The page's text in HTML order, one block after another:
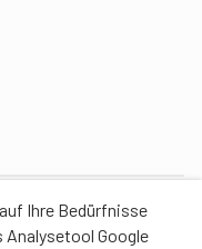
Ihre Bedürfnisse
Google